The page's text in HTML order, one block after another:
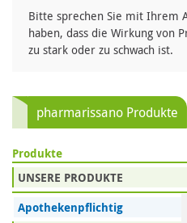
Bitte sprechen Sie mit Ihrem
haben, dass die Wirkung von
zu stark oder zu schwach ist.
pharmarissano Produkte
Produkte
UNSERE PRODUKTE
Apothekenpflichtig